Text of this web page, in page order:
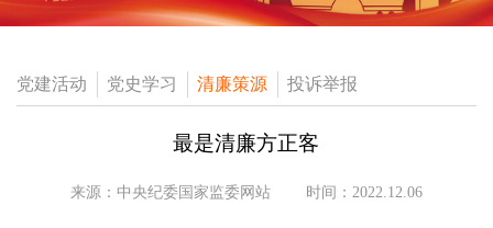
党建活动 党史学习 清廉策源 投诉举报
最是清廉方正客
来源：中央纪委国家监委网站 时间：2022.12.06